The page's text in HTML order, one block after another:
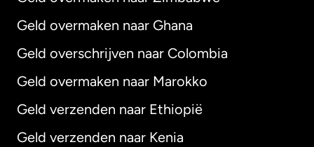
Geld overmaken naar Ghana
Geld overschrijven naar Colombia
Geld overmaken naar Marokko
Geld verzenden naar Ethiopië
Geld verzenden naar Kenia